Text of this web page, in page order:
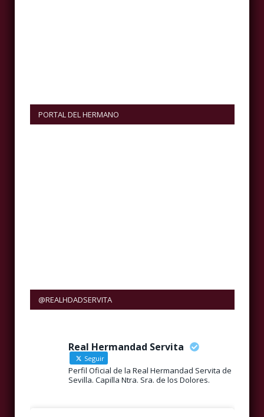
PORTAL DEL HERMANO
@REALHDADSERVITA
Real Hermandad Servita
Seguir
Perfil Oficial de la Real Hermandad Servita de
Sevilla. Capilla Ntra. Sra. de los Dolores.